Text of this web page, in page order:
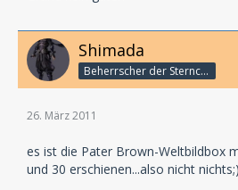
Shimada
Beherrscher der Sternchen
26. März 2011
es ist die Pater Brown-Weltbildbox
und 30 erschienen...also nicht nichts;)